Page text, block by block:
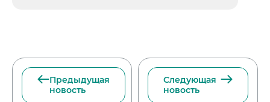
Предыдущая
новость
Следующая
новость